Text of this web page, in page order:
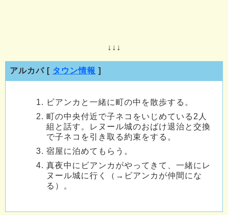
↓↓↓
アルカパ [ タウン情報 ]
ビアンカと一緒に町の中を散歩する。
町の中央付近で子ネコをいじめている2人
組と話す。レヌール城のおばけ退治と交換
で子ネコを引き取る約束をする。
宿屋に泊めてもらう。
真夜中にビアンカがやってきて、一緒にレ
ヌール城に行く（→ビアンカが仲間にな
る）。